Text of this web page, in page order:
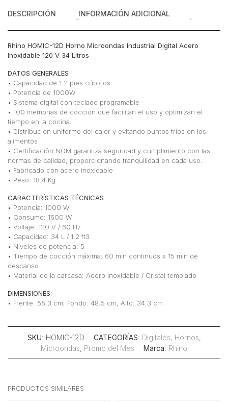
DESCRIPCIÓN INFORMACIÓN ADICIONAL
Rhino HOMIC-12D Horno Microondas Industrial Digital Acero
Inoxidable 120 V 34 Litros
DATOS GENERALES
• Capacidad de 1.2 pies cúbicos
• Potencia de 1000W
• Sistema digital con teclado programable
• 100 memorias de cocción que facilitan el uso y optimizan el
tiempo en la cocina.
• Distribución uniforme del calor y evitando puntos fríos en los
alimentos
• Certificación NOM garantiza seguridad y cumplimiento con las
normas de calidad, proporcionando tranquilidad en cada uso.
• Fabricado con acero inoxidable
• Peso: 18.4 Kg
CARACTERÍSTICAS TÉCNICAS
• Potencia: 1000 W
• Consumo: 1600 W
• Voltaje: 120 V / 60 Hz
• Capacidad: 34 L / 1.2 ft3
• Niveles de potencia: 5
• Tiempo de cocción máxima: 60 min continuos x 15 min de
descanso
• Material de la carcasa: Acero inoxidable / Cristal templado
DIMENSIONES:
• Frente: 55.3 cm, Fondo: 48.5 cm, Alto: 34.3 cm
SKU: HOMIC-12D CATEGORÍAS: Digitales, Hornos,
Microondas, Promo del Mes Marca: Rhino
PRODUCTOS SIMILARES